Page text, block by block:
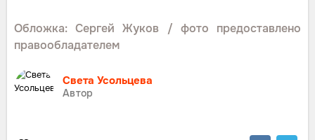
Обложка: Сергей Жуков / фото предоставлено
правообладателем
Света Усольцева
Автор